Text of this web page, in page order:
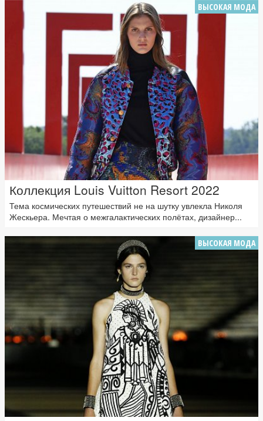
ВЫСОКАЯ МОДА
Коллекция Louis Vuitton Resort 2022
Тема космических путешествий не на шутку увлекла Николя
Жескьера. Мечтая о межгалактических полётах, дизайнер...
ВЫСОКАЯ МОДА